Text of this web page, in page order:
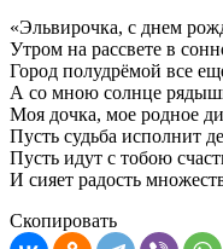
«Эльвирочка, с днем
Утром на рассвете в
Город полудрёмой все
А со мною солнце
Моя дочка, мое родное
Пусть судьба исполнит
Пусть идут с тобою
И сияет радость
Скопировать